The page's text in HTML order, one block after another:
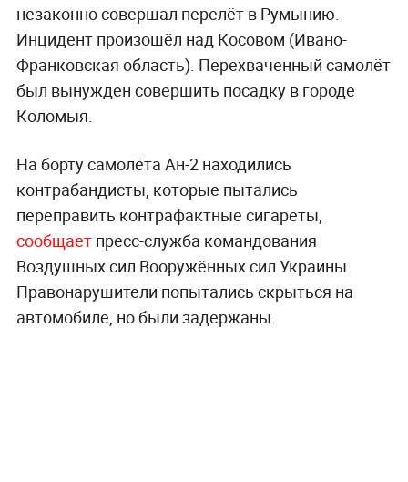
незаконно совершал перелёт в Румынию.
Инцидент произошёл над Косовом (Ивано-
Франковская область). Перехваченный самолёт
был вынужден совершить посадку в городе
Коломыя.
На борту самолёта Ан-2 находились
контрабандисты, которые пытались
переправить контрафактные сигареты,
сообщаетпресс-служба командования
Воздушных сил Вооружённых сил Украины.
Правонарушители попытались скрыться на
автомобиле, но были задержаны.